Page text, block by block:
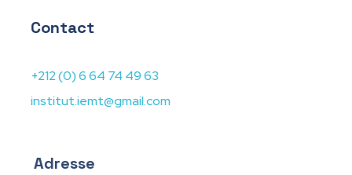
Contact
+212 (0) 6 64 74 49 63
institut.iemt@gmail.com
Adresse